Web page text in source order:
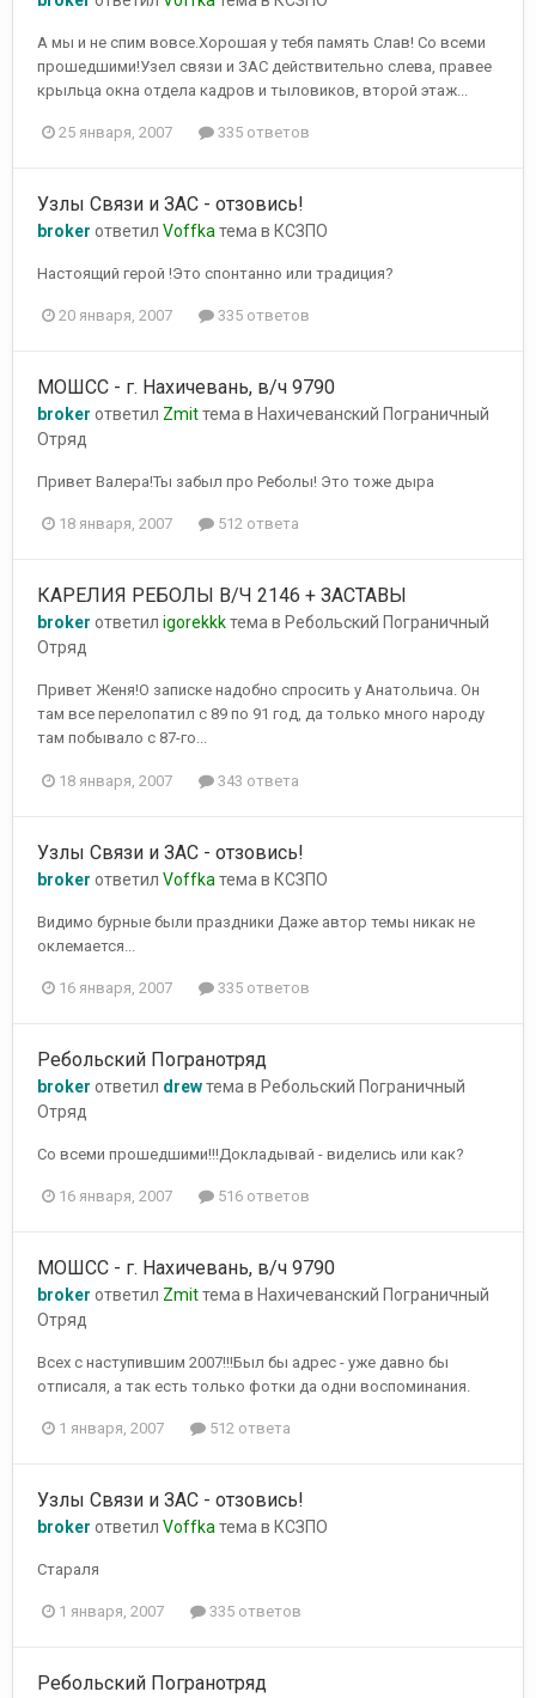
А мы и не спим вовсе.Хорошая у тебя память Слав! Со всеми
прошедшими!Узел связи и ЗАС действительно слева, правее
крыльца окна отдела кадров и тыловиков, второй этаж...
25 января, 2007 335 ответов
Узлы Связи и ЗАС - отзовись!
broker ответил Voffka тема в КСЗПО
Настоящий герой !Это спонтанно или традиция?
20 января, 2007 335 ответов
МОШСС - г. Нахичевань, в/ч 9790
broker ответил Zmitтема в Нахичеванский Пограничный
Отряд
Привет Валера!Ты забыл про Реболы! Это тоже дыра
18 января, 2007 512 ответа
КАРЕЛИЯ РЕБОЛЫ В/Ч 2146 + ЗАСТАВЫ
broker ответил igorekkkтема в Ребольский Пограничный
Отряд
Привет Женя!О записке надобно спросить у Анатольича. Он
там все перелопатил с 89 по 91 год, да только много народу
там побывало с 87-го...
18 января, 2007 343 ответа
Узлы Связи и ЗАС - отзовись!
broker ответил Voffka тема в КСЗПО
Видимо бурные были праздники Даже автор темы никак не
оклемается...
16 января, 2007 335 ответов
Ребольский Погранотряд
broker ответил drewтема в Ребольский Пограничный
Отряд
Со всеми прошедшими!!!Докладывай - виделись или как?
16 января, 2007 516 ответов
МОШСС - г. Нахичевань, в/ч 9790
broker ответил Zmitтема в Нахичеванский Пограничный
Отряд
Всех с наступившим 2007!!!Был бы адрес - уже давно бы
отписаля, а так есть только фотки да одни воспоминания.
1 января, 2007 512 ответа
Узлы Связи и ЗАС - отзовись!
broker ответил Voffka тема в КСЗПО
Стараля
1 января, 2007 335 ответов
Ребольский Погранотряд